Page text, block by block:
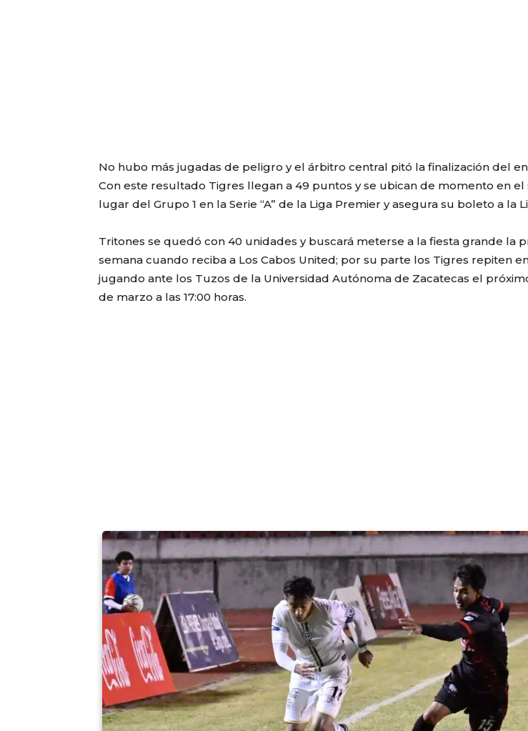
No hubo más jugadas de peligro y el árbitro central pitó la finalización del
Con este resultado Tigres llegan a 49 puntos y se ubican de momento en
lugar del Grupo 1 en la Serie “A” de la Liga Premier y asegura su boleto a la
Tritones se quedó con 40 unidades y buscará meterse a la fiesta grande la
semana cuando reciba a Los Cabos United; por su parte los Tigres repiten
jugando ante los Tuzos de la Universidad Autónoma de Zacatecas el
de marzo a las 17:00 horas.